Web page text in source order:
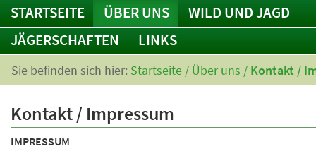
STARTSEITE ÜBER UNS
WILD UND JAGD
JÄGERSCHAFTEN
LINKS
Sie befinden sich hier: Startseite / Über uns / Kontakt /
Kontakt / Impressum
IMPRESSUM